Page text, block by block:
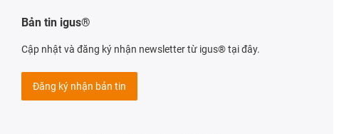
Bản tin igus®
Cập nhật và đăng ký nhận newsletter từ igus® tại đây.
Đăng ký nhận bản tin